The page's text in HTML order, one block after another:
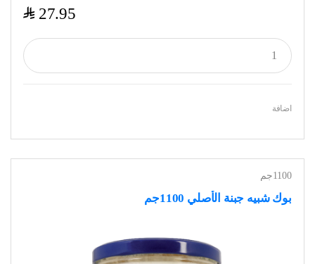
27.95
$
اضافة
1100جم
بوك شبيه جبنة الأصلي 1100جم